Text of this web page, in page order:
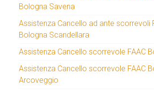
Bologna Savena
Assistenza Cancello ad ante scorrevoli
Bologna Scandellara
Assistenza Cancello scorrevole FAAC
Assistenza Cancello scorrevole FAAC
Arcoveggio